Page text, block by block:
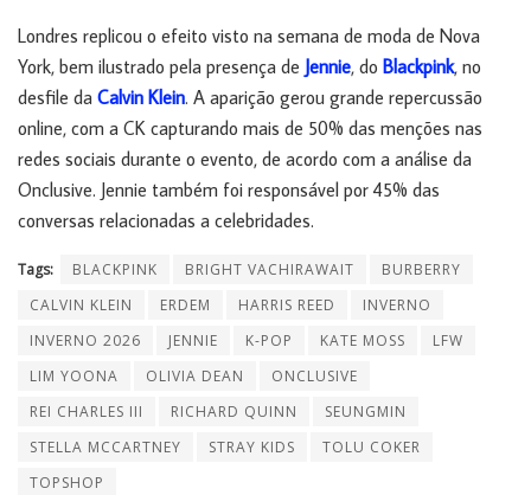
Londres replicou o efeito visto na semana de moda de Nova
York, bem ilustrado pela presença de Jennie, do Blackpink, no
desfile da Calvin Klein. A aparição gerou grande repercussão
online, com a CK capturando mais de 50% das menções nas
redes sociais durante o evento, de acordo com a análise da
Onclusive. Jennie também foi responsável por 45% das
conversas relacionadas a celebridades.
Tags: BLACKPINK BRIGHT VACHIRAWAIT
BURBERRY
CALVIN KLEIN
ERDEM HARRIS REED
INVERNO
INVERNO 2026
JENNIE K-POP KATE MOSS
LFW
LIM YOONA
OLIVIA DEAN
ONCLUSIVE
REI CHARLES III
RICHARD QUINN
SEUNGMIN
STELLA MCCARTNEY
STRAY KIDS
TOLU COKER
TOPSHOP